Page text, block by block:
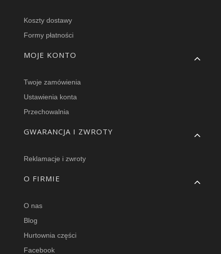
Koszty dostawy
Formy płatności
MOJE KONTO
Twoje zamówienia
Ustawienia konta
Przechowalnia
GWARANCJA I ZWROTY
Reklamacje i zwroty
O FIRMIE
O nas
Blog
Hurtownia części
Facebook